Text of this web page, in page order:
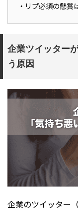
・リプ必須の懸
企業ツイッター
う原因
企業のツイッター